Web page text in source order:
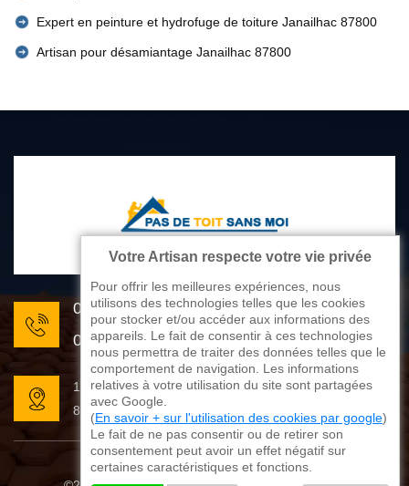
Expert en peinture et hydrofuge de toiture Janailhac 87800
Artisan pour désamiantage Janailhac 87800
05 33 06 22 81
07 80 33 28 62
176 avenue de Limoges
87270 Couzeix
Votre Artisan respecte votre vie privée
Pour offrir les meilleures expériences, nous
utilisons des technologies telles que les cookies
pour stocker et/ou accéder aux informations des
appareils. Le fait de consentir à ces technologies
nous permettra de traiter des données telles que le
comportement de navigation. Les informations
relatives à votre utilisation du site sont partagées
avec Google.
(En savoir + sur l'utilisation des cookies par google)
Le fait de ne pas consentir ou de retirer son
consentement peut avoir un effet négatif sur
certaines caractéristiques et fonctions.